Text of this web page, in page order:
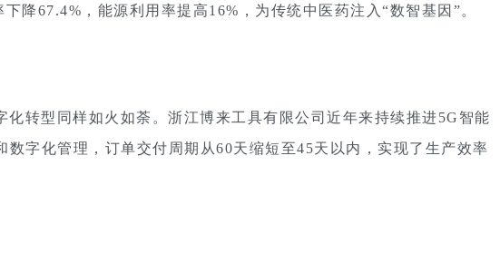
降67.4%，能源利用率提高16%，为传统中医药注入“数智基因”。
化转型同样如火如荼。浙江博来工具有限公司近年来持续推进5G智能
数字化管理，订单交付周期从60天缩短至45天以内，实现了生产效率